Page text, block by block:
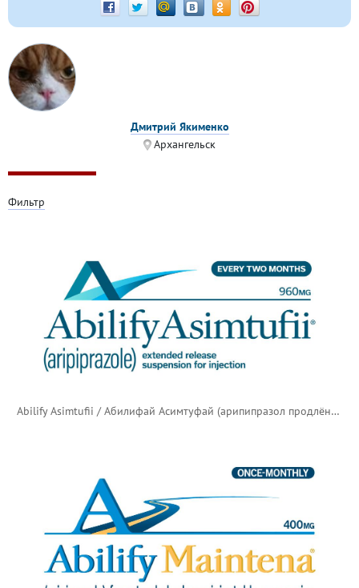
Дмитрий Якименко
Архангельск
Abilify Asimtufii / Абилифай Асимтуфай (арипипразол продлённого действия)
Фильтр